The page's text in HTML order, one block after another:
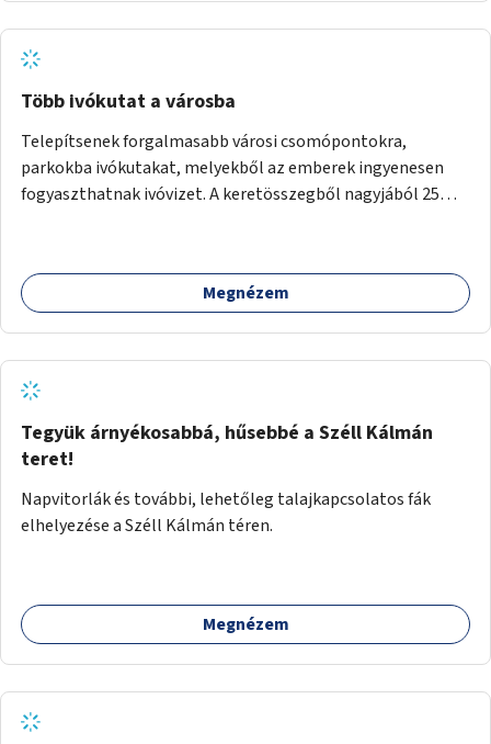
Több ivókutat a városba
Telepítsenek forgalmasabb városi csomópontokra,
parkokba ivókutakat, melyekből az emberek ingyenesen
fogyaszthatnak ivóvizet. A keretösszegből nagyjából 25
Megnézem
Tegyük árnyékosabbá, hűsebbé a Széll Kálmán
teret!
Napvitorlák és további, lehetőleg talajkapcsolatos fák
elhelyezése a Széll Kálmán téren.
Megnézem